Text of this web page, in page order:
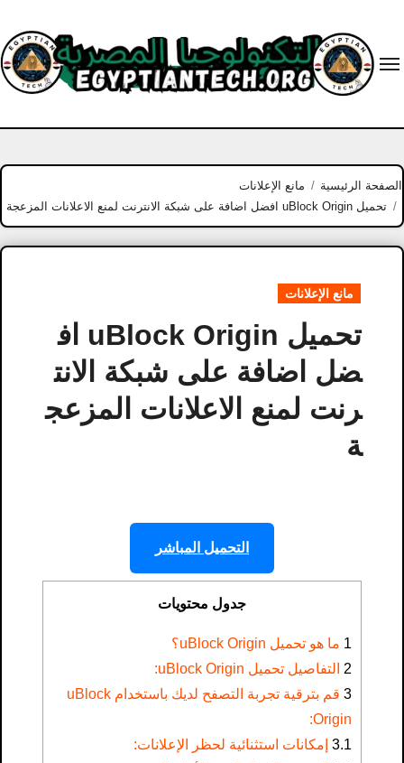
content
الصفحة الرئيسية
مانع الإعلانات
تحميل uBlock Origin افضل اضافة على شبكة الانترنت لمنع الاعلانات المزعجة
مانع الإعلانات
تحميل uBlock Origin اف
ضل اضافة على شبكة الانت
رنت لمنع الاعلانات المزعج
ة
التحميل المباشر
جدول محتويات
1 ما هو تحميل uBlock Origin؟
2 التفاصيل تحميل uBlock Origin:
3
قم بترقية تجربة التصفح لديك باستخدام uBlock
Origin:
3.1 إمكانات استثنائية لحظر الإعلانات: